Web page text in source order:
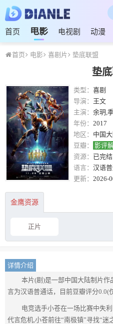
首页 电影 电视剧 动漫
首页 电影 喜剧片 垫底联盟
垫
类型： 喜剧
导演： 王文
主演： 余玥,
年份： 2017
地区： 中国
豆瓣：
影评
资源： 已完结
语言： 汉语
更新： 2026-
金鹰资源
正片
详情介绍
本片(剧)是一部中国大陆制片
言为汉语普通话，目前豆瓣评分0.0(
电竞选手小苍在一场比赛中失
代言危机,小苍前往“南极镇”寻找“